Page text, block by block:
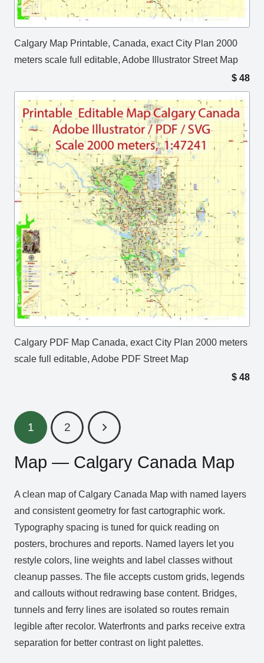
Calgary Map Printable, Canada, exact City Plan 2000
meters scale full editable, Adobe Illustrator Street Map
$ 48
Calgary PDF Map Canada, exact City Plan 2000 meters
scale full editable, Adobe PDF Street Map
$ 48
1 2
Map — Calgary Canada Map
A clean map of Calgary Canada Map with named layers
and consistent geometry for fast cartographic work.
Typography spacing is tuned for quick reading on
posters, brochures and reports. Named layers let you
restyle colors, line weights and label classes without
cleanup passes. The file accepts custom grids, legends
and callouts without redrawing base content. Bridges,
tunnels and ferry lines are isolated so routes remain
legible after recolor. Waterfronts and parks receive extra
separation for better contrast on light palettes.